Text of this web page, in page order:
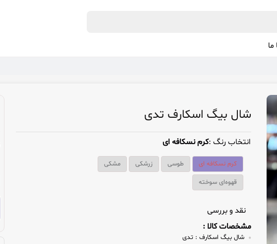
شال بیگ اسکارف تدی
انتخاب رنگ :کرم نسکافه ای
کرم نسکافه ای طوسی زرشکی مشکی
قهوه‌ای سوخته
نقد و بررسی
مشخصات کالا :
شال بیگ اسکارف : تدی